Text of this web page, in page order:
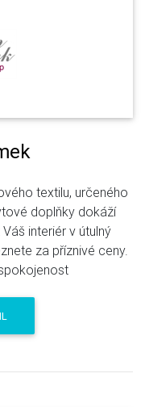
textilu, určeného
doplňky dokáží
interiér v útulný
za příznivé ceny.